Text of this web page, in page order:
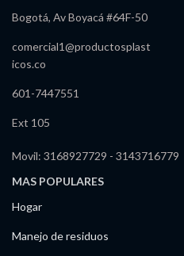
Bogotá, Av Boyacá #64F-50
comercial1@productosplast
icos.co
601-7447551
Ext 105
Movil: 3168927729 - 3143716779
MAS POPULARES
Hogar
Manejo de residuos